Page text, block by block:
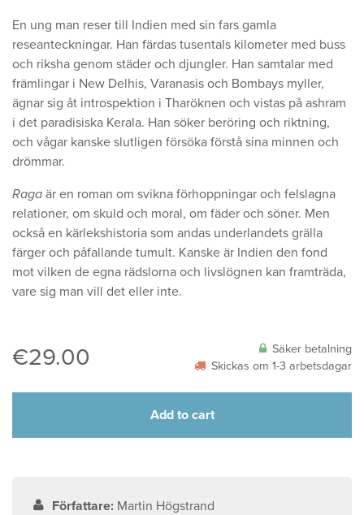
En ung man reser till Indien med sin fars gamla
reseanteckningar. Han färdas tusentals kilometer med buss
och riksha genom städer och djungler. Han samtalar med
främlingar i New Delhis, Varanasis och Bombays myller,
ägnar sig åt introspektion i Tharöknen och vistas på ashram
i det paradisiska Kerala. Han söker beröring och riktning,
och vågar kanske slutligen försöka förstå sina minnen och
drömmar.
Raga är en roman om svikna förhoppningar och felslagna
relationer, om skuld och moral, om fäder och söner. Men
också en kärlekshistoria som andas underlandets grälla
färger och påfallande tumult. Kanske är Indien den fond
mot vilken de egna rädslorna och livslögnen kan framträda,
vare sig man vill det eller inte.
€29.00
Säker betalning
Skickas om 1-3 arbetsdagar
Add to cart
Författare: Martin Högstrand